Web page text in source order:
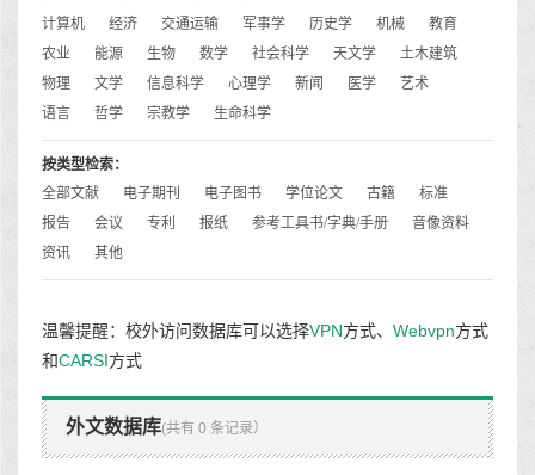
计算机
经济 交通运输 军事学 历史学 机械
教育
农业
能源 生物 数学 社会科学 天文学
土木建筑
物理
文学 信息科学 心理学 新闻 医学
艺术
语言
哲学 宗教学 生命科学
按类型检索：
全部文献
电子期刊 电子图书 学位论文 古籍
标准
报告
会议 专利 报纸 参考工具书/字典/手册
音像资料
资讯
其他
温馨提醒：校外访问数据库可以选择VPN方式、 Webvpn方式
和CARSI方式
外文数据库(共有 0 条记录）